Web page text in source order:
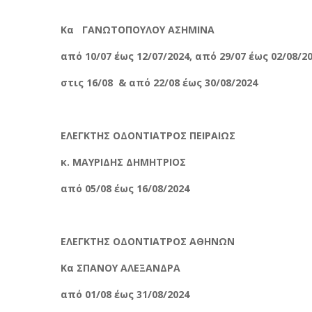
Κα ΓΑΝΩΤΟΠΟΥΛΟΥ ΑΣΗΜΙΝΑ
από 10/07 έως 12/07/2024, από 29/07 έως 02/08/
στις 16/08 & από 22/08 έως 30/08/2024
ΕΛΕΓΚΤΗΣ ΟΔΟΝΤΙΑΤΡΟΣ ΠΕΙΡΑΙΩΣ
κ. ΜΑΥΡΙΔΗΣ ΔΗΜΗΤΡΙΟΣ
από 05/08 έως 16/08/2024
ΕΛΕΓΚΤΗΣ ΟΔΟΝΤΙΑΤΡΟΣ ΑΘΗΝΩΝ
Κα ΣΠΑΝΟΥ ΑΛΕΞΑΝΔΡΑ
από 01/08 έως 31/08/2024